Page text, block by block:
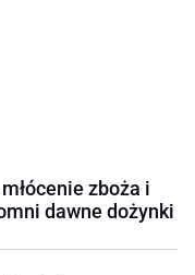
zboża i
dawne dożynki